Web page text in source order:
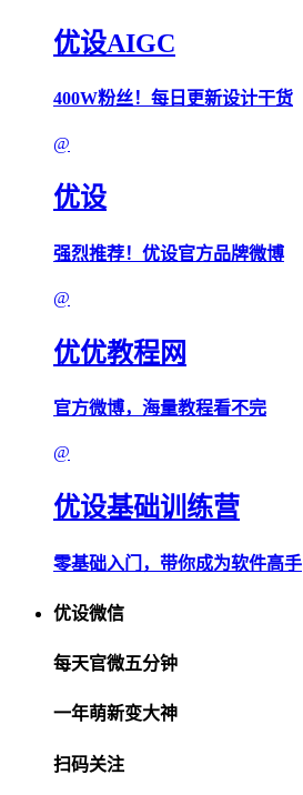
优设AIGC
400W粉丝！每日更新设计干货
@
优设
强烈推荐！优设官方品牌微博
@
优优教程网
官方微博，海量教程看不完
@
优设基础训练营
零基础入门，带你成为软件高手
优设微信
每天官微五分钟
一年萌新变大神
扫码关注